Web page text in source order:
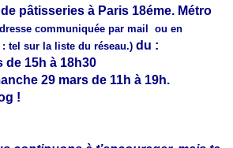
pâtisseries à Paris 18éme. Métro
communiquée par mail ou en
tel sur la liste du réseau.) du :
de 15h à 18h30
29 mars de 11h à 19h.
!